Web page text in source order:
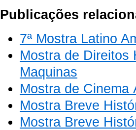
Publicações
7ª Mostra Latino
Mostra de Direitos
Maquinas
Mostra de Cinema
Mostra Breve
Mostra Breve